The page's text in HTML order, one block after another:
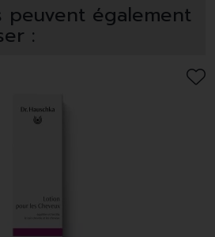
peuvent également
: